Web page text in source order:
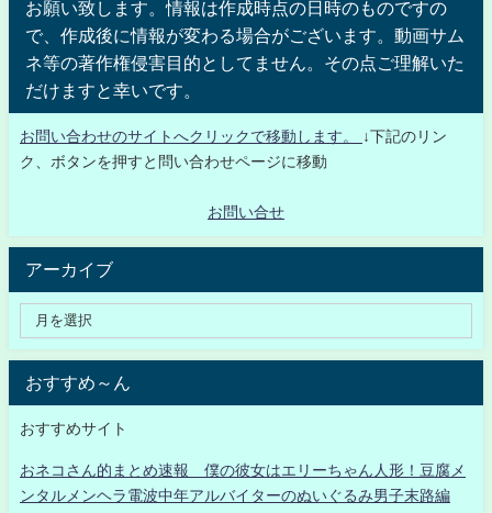
お願い致します。情報は作成時点の日時のものですの
で、作成後に情報が変わる場合がございます。動画サム
ネ等の著作権侵害目的としてません。その点ご理解いた
だけますと幸いです。
お問い合わせのサイトへクリックで移動します。
↓下記のリン
ク、ボタンを押すと問い合わせページに移動
お問い合せ
アーカイブ
おすすめ～ん
おすすめサイト
おネコさん的まとめ速報 僕の彼女はエリーちゃん人形！豆腐メ
ンタルメンヘラ電波中年アルバイターのぬいぐるみ男子末路編